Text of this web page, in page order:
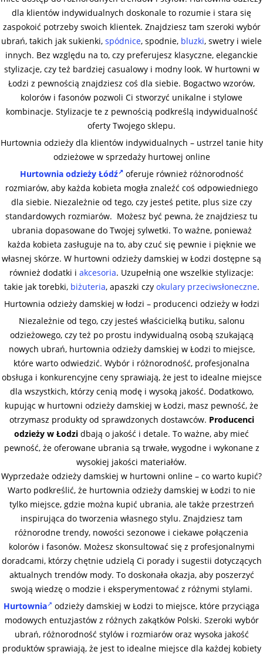
dla klientów indywidualnych doskonale to rozumie i stara się
zaspokoić potrzeby swoich klientek. Znajdziesz tam szeroki wybór
ubrań, takich jak sukienki, spódnice, spodnie, bluzki, swetry i wiele
innych. Bez względu na to, czy preferujesz klasyczne, eleganckie
stylizacje, czy też bardziej casualowy i modny look. W hurtowni w
Łodzi z pewnością znajdziesz coś dla siebie. Bogactwo wzorów,
kolorów i fasonów pozwoli Ci stworzyć unikalne i stylowe
kombinacje. Stylizacje te z pewnością podkreślą indywidualność
oferty Twojego sklepu.
Hurtownia odzieży dla klientów indywidualnych – ustrzel tanie hity
odzieżowe w sprzedaży hurtowej online
Hurtownia odzieży Łódź oferuje również różnorodność
rozmiarów, aby każda kobieta mogła znaleźć coś odpowiedniego
dla siebie. Niezależnie od tego, czy jesteś petite, plus size czy
standardowych rozmiarów. Możesz być pewna, że znajdziesz tu
ubrania dopasowane do Twojej sylwetki. To ważne, ponieważ
każda kobieta zasługuje na to, aby czuć się pewnie i pięknie we
własnej skórze. W hurtowni odzieży damskiej w Łodzi dostępne są
również dodatki i akcesoria. Uzupełnią one wszelkie stylizacje:
takie jak torebki, biżuteria, apaszki czy okulary przeciwsłoneczne.
Hurtownia odzieży damskiej w łodzi – producenci odzieży w łodzi
Niezależnie od tego, czy jesteś właścicielką butiku, salonu
odzieżowego, czy też po prostu indywidualną osobą szukającą
nowych ubrań, hurtownia odzieży damskiej w Łodzi to miejsce,
które warto odwiedzić. Wybór i różnorodność, profesjonalna
obsługa i konkurencyjne ceny sprawiają, że jest to idealne miejsce
dla wszystkich, którzy cenią modę i wysoką jakość. Dodatkowo,
kupując w hurtowni odzieży damskiej w Łodzi, masz pewność, że
otrzymasz produkty od sprawdzonych dostawców. Producenci
odzieży w Łodzi dbają o jakość i detale. To ważne, aby mieć
pewność, że oferowane ubrania są trwałe, wygodne i wykonane z
wysokiej jakości materiałów.
Wyprzedaże odzieży damskiej w hurtowni online – co warto kupić?
Warto podkreślić, że hurtownia odzieży damskiej w Łodzi to nie
tylko miejsce, gdzie można kupić ubrania, ale także przestrzeń
inspirująca do tworzenia własnego stylu. Znajdziesz tam
różnorodne trendy, nowości sezonowe i ciekawe połączenia
kolorów i fasonów. Możesz skonsultować się z profesjonalnymi
doradcami, którzy chętnie udzielą Ci porady i sugestii dotyczących
aktualnych trendów mody. To doskonała okazja, aby poszerzyć
swoją wiedzę o modzie i eksperymentować z różnymi stylami.
Hurtownia
odzieży damskiej w Łodzi to miejsce, które przyciąga
modowych entuzjastów z różnych zakątków Polski. Szeroki wybór
ubrań, różnorodność stylów i rozmiarów oraz wysoka jakość
produktów sprawiają, że jest to idealne miejsce dla każdej kobiety